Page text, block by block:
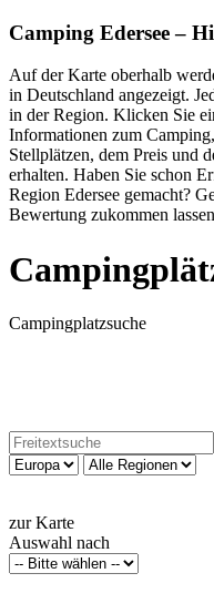
Camping Edersee –
Auf der Karte oberhalb
in Deutschland angezeigt.
in der Region. Klicken Sie
Informationen zum
Stellplätzen, dem Preis und
erhalten. Haben Sie schon
Region Edersee gemacht?
Bewertung zukommen
Campingplatzsuche
zur Karte
Auswahl nach